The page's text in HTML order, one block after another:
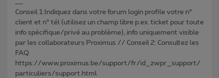
Conseil 1:Indiquez dans votre forum login profile votre n°
client et n° tél (utilisez un champ libre p.ex. ticket pour toute
info spécifique/privé au problème), info uniquement visible
par les collaborateurs Proximus // Conseil 2: Consultez les
FAQ
https://www.proximus.be/support/fr/id_zwpr_support/
particuliers/support.html